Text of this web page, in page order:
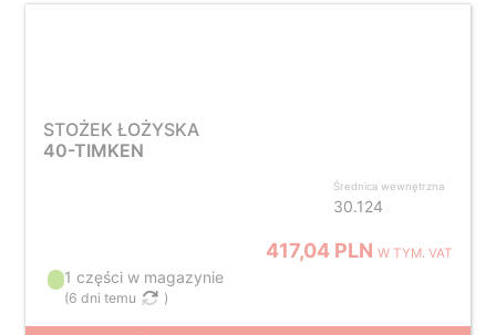
STOŻEK ŁOŻYSKA
40-TIMKEN
Średnica wewnętrzna
30.124
417,04 PLNW TYM. VAT
1 części w magazynie
(6 dni temu )